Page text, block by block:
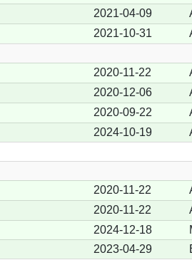
2021-04-09
2021-10-31
2020-11-22
2020-12-06
2020-09-22
2024-10-19
2020-11-22
2020-11-22
2024-12-18
2023-04-29